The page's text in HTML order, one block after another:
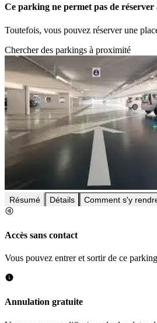
Ce parking ne permet pas de réserver
Toutefois, vous pouvez réserver une
Chercher des parkings à proximité
Résumé Détails Comment s'y
Accès sans contact
Vous pouvez entrer et sortir de ce
Annulation gratuite